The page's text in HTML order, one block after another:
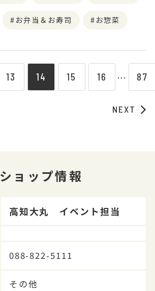
お弁当＆お寿司 お惣菜
13 14 15 16 ⋯ 87
NEXT
ショップ情報
高知大丸 イベント担当
088-822-5111
その他